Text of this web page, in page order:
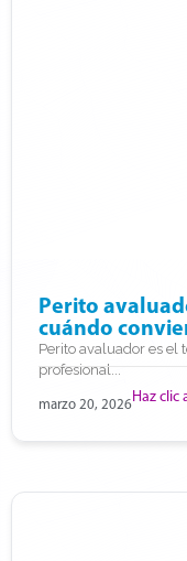
Perito
cuándo
Perito avaluador es el
profesional...
marzo 20, 2026Haz clic